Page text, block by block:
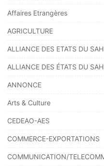
Affaires Etrangères
AGRICULTURE
ALLIANCE DES ETATS DU
ALLIANCE DES ÉTATS DU
ANNONCE
Arts & Culture
CEDEAO-AES
COMMERCE-EXPORTATIONS
COMMUNICATION/